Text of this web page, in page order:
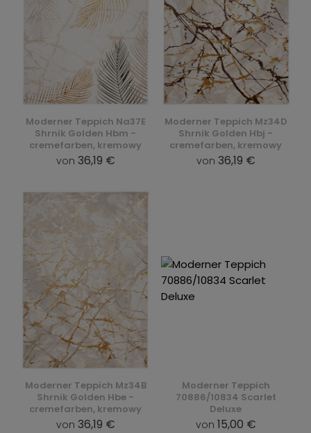
Moderner Teppich Na37E
Shrnik Golden Hbm -
cremefarben, kremowy
von 36,19 €
Moderner Teppich Mz34D
Shrnik Golden Hbj -
cremefarben, kremowy
von 36,19 €
Moderner Teppich Mz34B
Shrnik Golden Hbe -
cremefarben, kremowy
von 36,19 €
Moderner Teppich
70886/10834 Scarlet
Deluxe
von 15,00 €